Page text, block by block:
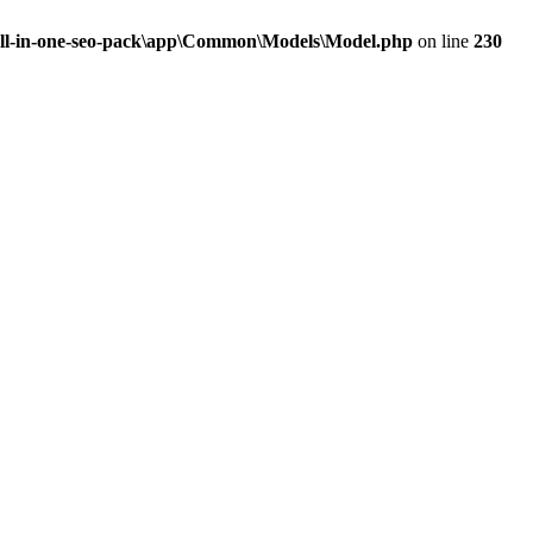
in-one-seo-pack\app\Common\Models\Model.php on line 230